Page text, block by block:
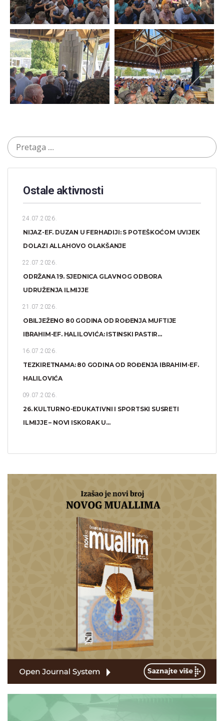
Ostale aktivnosti
24.07.2026.
NIJAZ-EF. DUZAN U FERHADIJI: S POTEŠKOĆOM UVIJEK
DOLAZI ALLAHOVO OLAKŠANJE
22.07.2026.
ODRŽANA 19. SJEDNICA GLAVNOG ODBORA
UDRUŽENJA ILMIJJE
21.07.2026.
OBILJEŽENO 80 GODINA OD ROĐENJA MUFTIJE
IBRAHIM-EF. HALILOVIĆA: ISTINSKI PASTIR...
16.07.2026.
TEZKIRETNAMA: 80 GODINA OD ROĐENJA IBRAHIM-EF.
HALILOVIĆA
09.07.2026.
26. KULTURNO-EDUKATIVNI I SPORTSKI SUSRETI
ILMIJJE – NOVI ISKORAK U...